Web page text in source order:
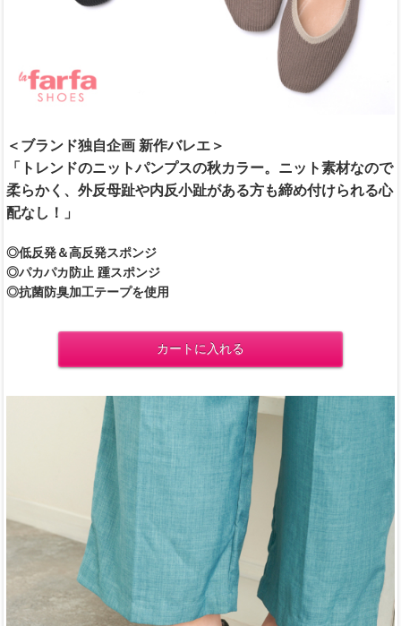
＜ブランド独自企画 新作バレエ＞
「トレンドのニットパンプスの秋カラー。ニット素材なので
柔らかく、外反母趾や内反小趾がある方も締め付けられる心
配なし！」
◎低反発＆高反発スポンジ
◎パカパカ防止 踵スポンジ
◎抗菌防臭加工テープを使用
カートに入れる